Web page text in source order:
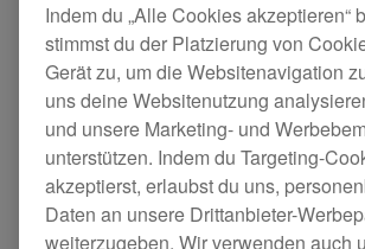
Updates PLX-CRSS12
Für den PLX-CRSS12 ist eine
verfügbar.
Dieses Update enthält die
Indem du „Alle Cookies akzeptieren“
stimmst du der Platzierung von
Gerät zu, um die Websitenavigation
uns deine Websitenutzung
und unsere Marketing- und
unterstützen. Indem du Targeting-
akzeptierst, erlaubst du uns,
Daten an unsere Drittanbieter-
weiterzugeben. Wir verwenden auch